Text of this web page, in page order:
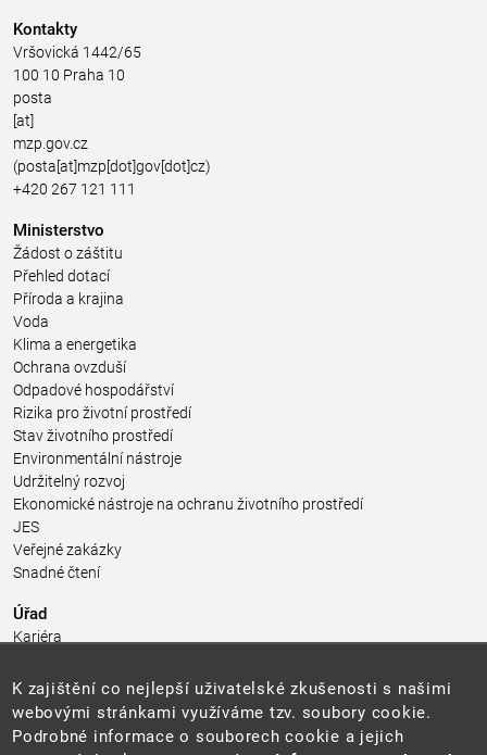
Kontakty
Vršovická 1442/65
100 10 Praha 10
posta
[at]
mzp.gov.cz
(posta[at]mzp[dot]gov[dot]cz)
+420 267 121 111
Ministerstvo
Žádost o záštitu
Přehled dotací
Příroda a krajina
Voda
Klima a energetika
Ochrana ovzduší
Odpadové hospodářství
Rizika pro životní prostředí
Stav životního prostředí
Environmentální nástroje
Udržitelný rozvoj
Ekonomické nástroje na ochranu životního prostředí
JES
Veřejné zakázky
Snadné čtení
Úřad
Kariéra
Pro média a veřejnost
Povinně zveřejňované informace
Kontakty
Přistupnost budovy úřadu MŽP
(PDF, 204 kB)
K zajištění co nejlepší uživatelské zkušenosti s našimi
webovými stránkami využíváme tzv. soubory cookie.
Podrobné informace o souborech cookie a jejich